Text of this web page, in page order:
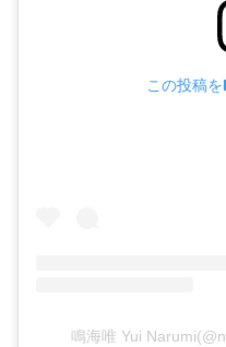
この投稿
鳴海唯 Yui